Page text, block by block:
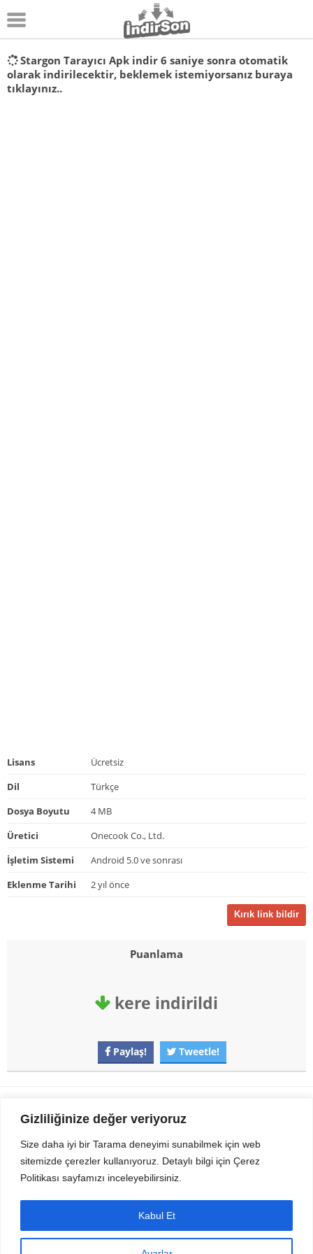
Gizliliğinize değer veriyoruz
Size daha iyi bir Tarama deneyimi sunabilmek için web
sitemizde çerezler kullanıyoruz. Detaylı bilgi için Çerez
Politikası sayfamızı inceleyebilirsiniz.
Kabul Et
Android
Pc Oyunları
Stargon Tarayıcı Apk indir 5 saniye sonra otomatik
olarak indirilecektir, beklemek istemiyorsanız buraya
tıklayınız..
Lisans
Ücretsiz
Dil
Türkçe
Dosya Boyutu
4 MB
Üretici
Onecook Co., Ltd.
İşletim Sistemi
Android 5.0 ve sonrası
Eklenme Tarihi
2 yıl önce
Kırık link bildir
Puanlama
kere indirildi
Paylaş! Tweetle!
Gezi Seyahat indirvip apk
Sitemizden Son sürüm Program, Android Uygulama, Android Oyun, Apk
Dosyalarını indirip güvenle bilgisayar ve cep telefonlarınızda kullanabilirsiniz.